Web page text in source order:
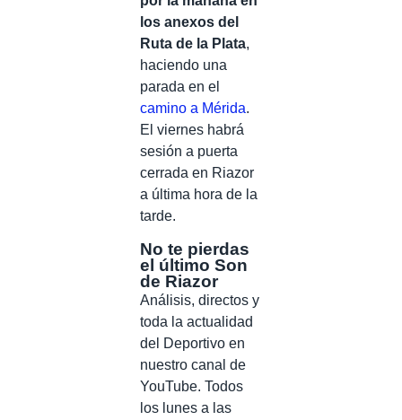
los anexos del
Ruta de la Plata,
haciendo una
parada en el
camino a Mérida.
El viernes habrá
sesión a puerta
cerrada en Riazor
a última hora de la
tarde.
No te pierdas
el último Son
de Riazor
Análisis, directos y
toda la actualidad
del Deportivo en
nuestro canal de
YouTube. Todos
los lunes a las